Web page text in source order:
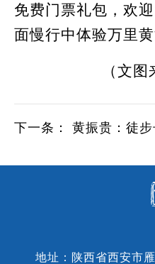
免费门票礼包，欢
面慢行中体验万里
（文
下一条： 黄振贵：徒
地址：陕西省西安市